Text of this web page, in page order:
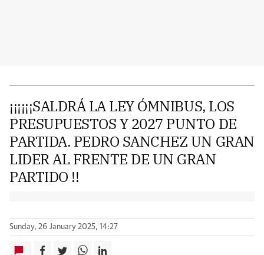
¡¡¡¡¡¡SALDRÁ LA LEY ÓMNIBUS, LOS
PRESUPUESTOS Y 2027 PUNTO DE
PARTIDA. PEDRO SANCHEZ UN GRAN
LIDER AL FRENTE DE UN GRAN
PARTIDO !!
Sunday, 26 January 2025, 14:27